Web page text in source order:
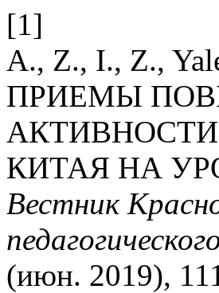
[1]
A., Z., I., Z.,
ПРИЕМЫ
КИТАЯ НА
Вестник
(июн. 2019),